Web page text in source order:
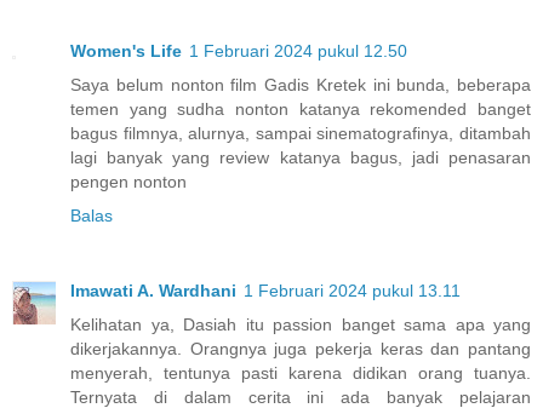
Women's Life 1 Februari 2024 pukul 12.50
Saya belum nonton film Gadis Kretek ini bunda, beberapa
temen yang sudha nonton katanya rekomended banget
bagus filmnya, alurnya, sampai sinematografinya, ditambah
lagi banyak yang review katanya bagus, jadi penasaran
pengen nonton
Balas
Imawati A. Wardhani 1 Februari 2024 pukul 13.11
Kelihatan ya, Dasiah itu passion banget sama apa yang
dikerjakannya. Orangnya juga pekerja keras dan pantang
menyerah, tentunya pasti karena didikan orang tuanya.
Ternyata di dalam cerita ini ada banyak pelajaran